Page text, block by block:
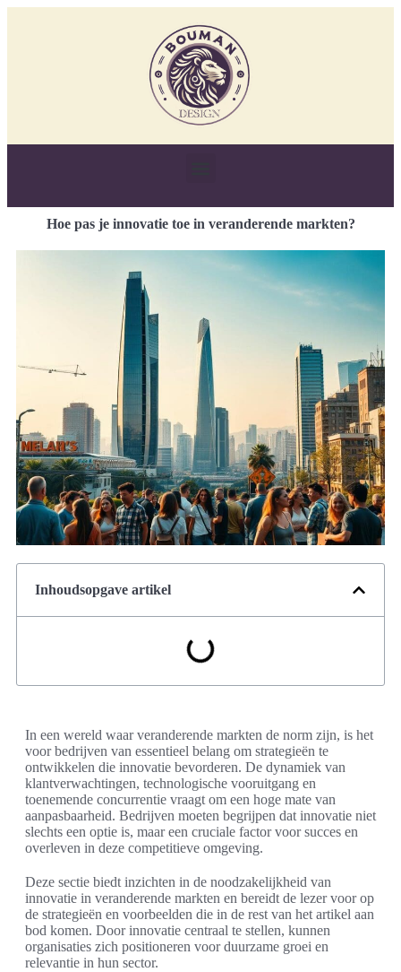
Hoe pas je innovatie toe in veranderende markten?
Inhoudsopgave artikel
In een wereld waar veranderende markten de norm zijn, is het
voor bedrijven van essentieel belang om strategieën te
ontwikkelen die innovatie bevorderen. De dynamiek van
klantverwachtingen, technologische vooruitgang en
toenemende concurrentie vraagt om een hoge mate van
aanpasbaarheid. Bedrijven moeten begrijpen dat innovatie niet
slechts een optie is, maar een cruciale factor voor succes en
overleven in deze competitieve omgeving.
Deze sectie biedt inzichten in de noodzakelijkheid van
innovatie in veranderende markten en bereidt de lezer voor op
de strategieën en voorbeelden die in de rest van het artikel aan
bod komen. Door innovatie centraal te stellen, kunnen
organisaties zich positioneren voor duurzame groei en
relevantie in hun sector.